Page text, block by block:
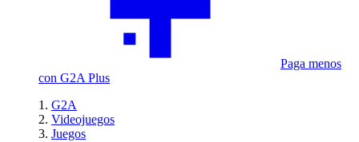
Paga menos
con G2A Plus
G2A
Videojuegos
Juegos